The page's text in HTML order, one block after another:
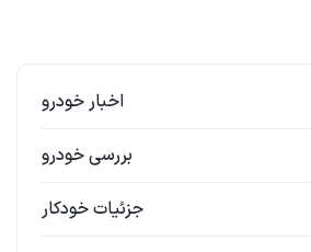
اخبار خودرو
بررسی خودرو
جزئیات خودکار